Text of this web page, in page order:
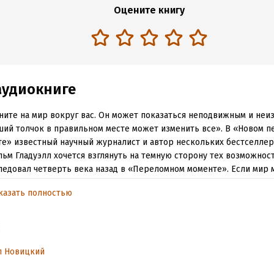
Оцените книгу
на мир вокруг вас. Он может показаться неподвижным и
толчок в правильном месте может изменить все». В «Новом
известный научный журналист и автор нескольких
Гладуэлл хочется взглянуть на темную сторону тех
четверть века назад в «Переломном моменте». Если мир
реальной властью. Так кто же эти люди? Каковы их намерения?
экспертиза» – исследование истоков и масштабов
судебную экспертизу социальных эпидемий. Мы с вами
полностью
Новицкий